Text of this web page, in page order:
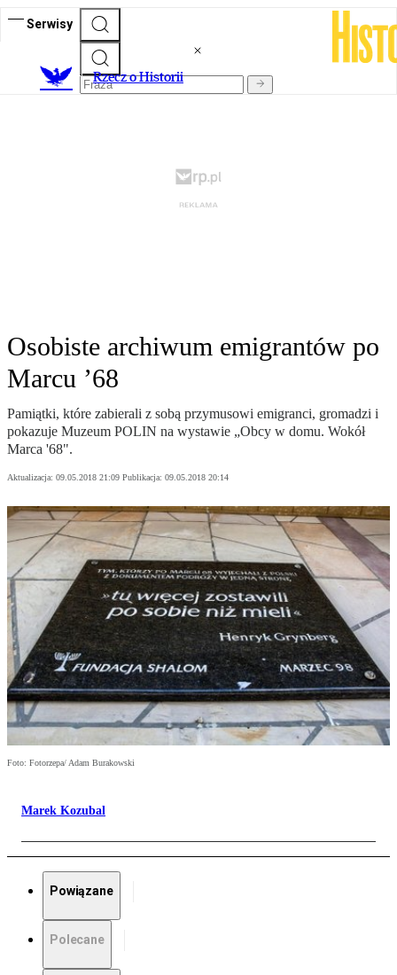
Serwisy
Rzecz o Historii
Osobiste archiwum emigrantów po
Marcu ’68
Pamiątki, które zabierali z sobą przymusowi emigranci, gromadzi i
pokazuje Muzeum POLIN na wystawie „Obcy w domu. Wokół
Marca '68".
Aktualizacja: 09.05.2018 21:09 Publikacja: 09.05.2018 20:14
Foto: Fotorzepa/ Adam Burakowski
Marek Kozubal
Powiązane
Polecane